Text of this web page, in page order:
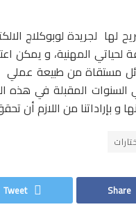
لها لجريدة لوبوكلاج
المهنية، و يمكن
مستقاة من طبيعة
المقبلة في هذه
و بإراداتنا من اللازم أن
Share
Tweet